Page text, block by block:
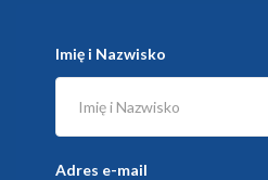
Imię i Nazwisko
Adres e-mail